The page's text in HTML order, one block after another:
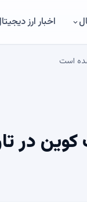
اخبار ارز